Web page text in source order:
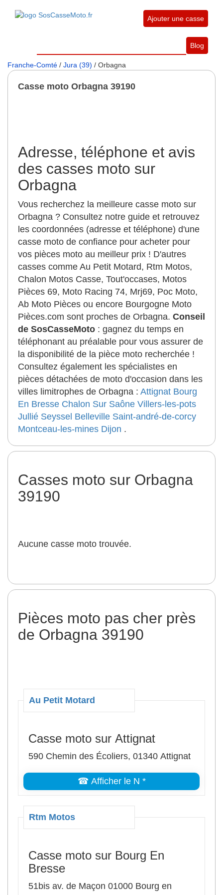
Ajouter une casse
Blog
Franche-Comté / Jura (39) / Orbagna
Casse moto Orbagna 39190
Adresse, téléphone et avis
des casses moto sur
Orbagna
Vous recherchez la meilleure casse moto sur
Orbagna ? Consultez notre guide et retrouvez
les coordonnées (adresse et téléphone) d'une
casse moto de confiance pour acheter pour
vos pièces moto au meilleur prix ! D'autres
casses comme Au Petit Motard, Rtm Motos,
Chalon Motos Casse, Tout'occases, Motos
Pièces 69, Moto Racing 74, Mrj69, Poc Moto,
Ab Moto Pièces ou encore Bourgogne Moto
Pièces.com sont proches de Orbagna. Conseil
de SosCasseMoto : gagnez du temps en
téléphonant au préalable pour vous assurer de
la disponibilité de la pièce moto recherchée !
Consultez également les spécialistes en
pièces détachées de moto d'occasion dans les
villes limitrophes de Orbagna : Attignat Bourg
En Bresse Chalon Sur Saône Villers-les-pots
Jullié Seyssel Belleville Saint-andré-de-corcy
Montceau-les-mines Dijon .
Casses moto sur Orbagna
39190
Aucune casse moto trouvée.
Pièces moto pas cher près
de Orbagna 39190
Au Petit Motard
Casse moto sur Attignat
590 Chemin des Écoliers, 01340 Attignat
☎ Afficher le N *
Rtm Motos
Casse moto sur Bourg En
Bresse
51bis av. de Maçon 01000 Bourg en